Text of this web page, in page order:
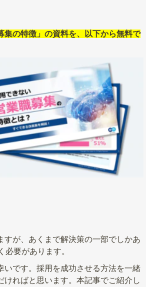
の特徴」の資料を、以下から無料で
が、あくまで解決策の一部でしかあ
要があります。
です。採用を成功させる方法を一緒
ればと思います。本記事でご紹介し